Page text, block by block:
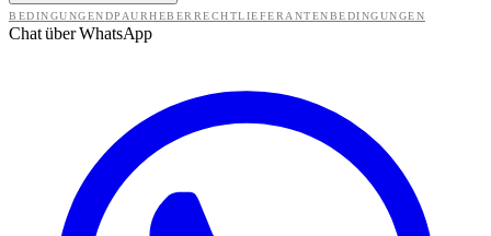
BEDINGUNGENDPAURHEBERRECHTLIEFERANTENBEDINGUNGEN
Chat über WhatsApp